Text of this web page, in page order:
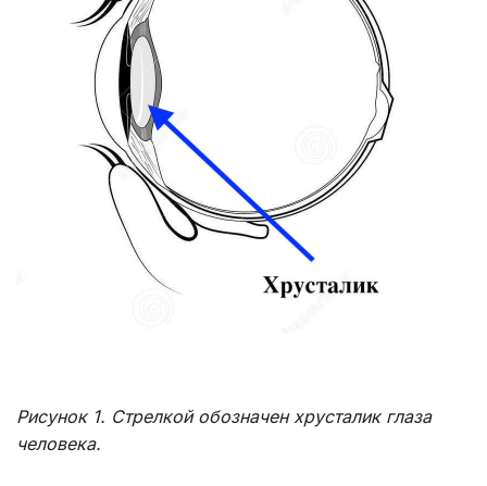
Рисунок 1. Стрелкой обозначен хрусталик глаза
человека.